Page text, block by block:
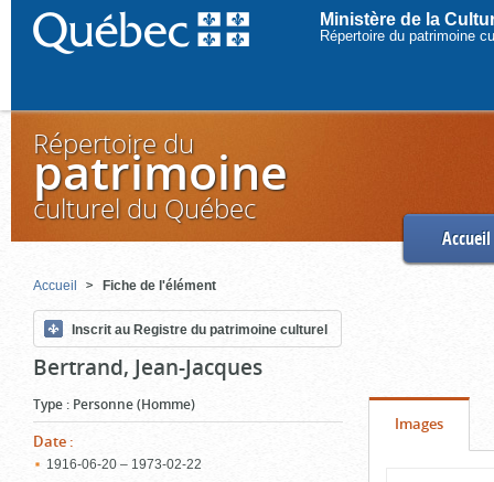
Ministère de la
Répertoire du patrimoine
Répertoire du
patrimoine
culturel du Québec
Accueil
Accueil Fiche de l'élément
Inscrit au Registre du patrimoine culturel
Bertrand, Jean-Jacques
Type : Personne (Homme)
Date :
1916‑06‑20 – 1973‑02‑22
Onglet
Images(cliquer
pour